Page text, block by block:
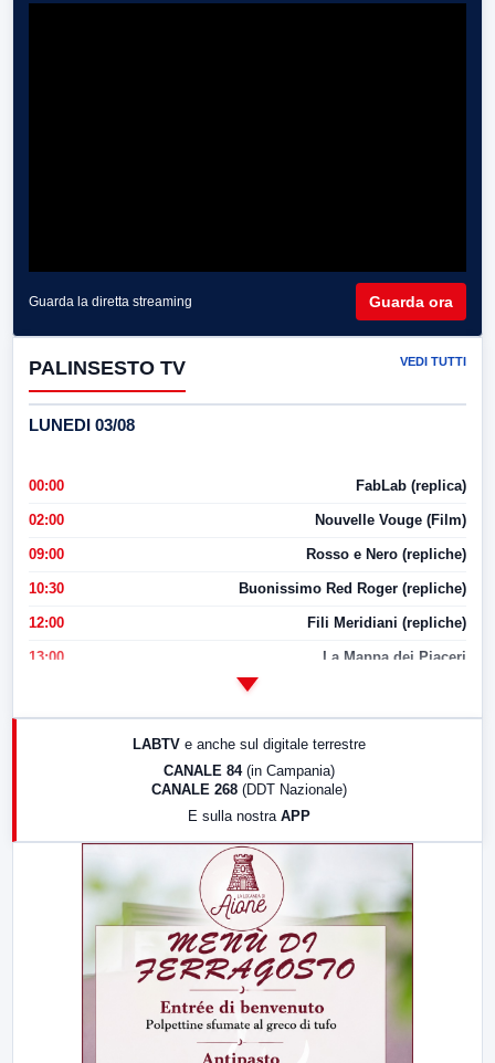
Guarda la diretta streaming Guarda ora
PALINSESTO TV VEDI TUTTI
LUNEDI 03/08
00:00 FabLab (replica)
02:00 Nouvelle Vouge (Film)
09:00 Rosso e Nero (repliche)
10:30 Buonissimo Red Roger (repliche)
12:00 Fili Meridiani (repliche)
13:00 La Mappa dei Piaceri
17:00 LabNews (replica)
LABTV e anche sul digitale terrestre
CANALE 84 (in Campania)
CANALE 268 (DDT Nazionale)
E sulla nostra APP